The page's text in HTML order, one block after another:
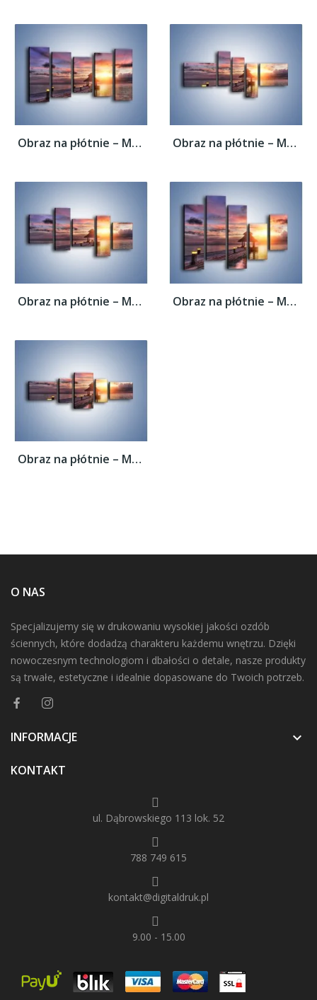
Obraz na płótnie – Most oświetlony... Obraz na płótnie – Most oświetlony...
Obraz na płótnie – Most oświetlony... Obraz na płótnie – Most oświetlony...
Obraz na płótnie – Most oświetlony...
O NAS
Specjalizujemy się w drukowaniu wysokiej jakości ozdób
ściennych, które dodadzą charakteru każdemu wnętrzu. Dzięki
nowoczesnym technologiom i dbałości o detale, nasze produkty
są trwałe, estetyczne i idealnie dopasowane do Twoich potrzeb.
INFORMACJE 
KONTAKT
ul. Dąbrowskiego 113 lok. 52
788 749 615
kontakt@digitaldruk.pl
9.00 - 15.00